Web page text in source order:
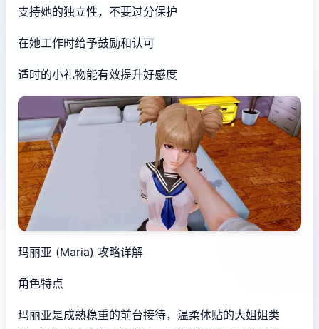
支持她的独立性，不要过分保护
在她工作时给予鼓励和认可
适时的小礼物能有效提升好感度
玛丽亚 (Maria) 攻略详解
角色特点
玛丽亚是成熟稳重的前台接待，温柔体贴的大姐姐类